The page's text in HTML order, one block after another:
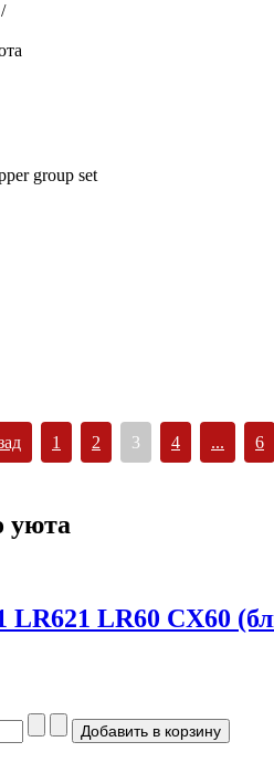
/
group set
1 2 3 4 ... 6
уюта
LR621 LR60 CX60